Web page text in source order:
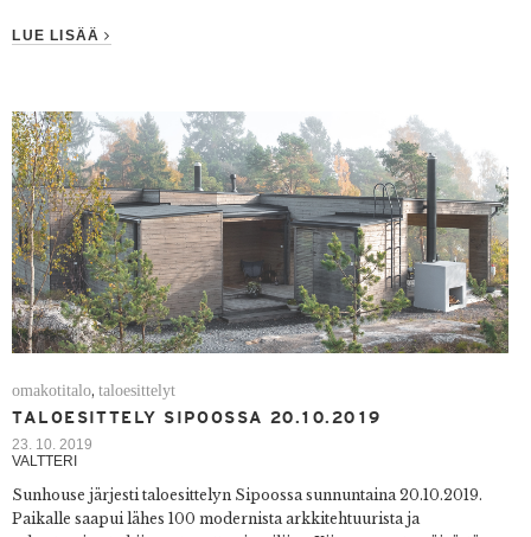
LUE LISÄÄ
omakotitalo,taloesittelyt
TALOESITTELY SIPOOSSA 20.10.2019
23. 10. 2019
VALTTERI
Sunhouse järjesti taloesittelyn Sipoossa sunnuntaina 20.10.2019.
Paikalle saapui lähes 100 modernista arkkitehtuurista ja